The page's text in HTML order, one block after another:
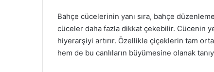
Bahçe cücelerinin yanı sıra, bahçe
cüceler daha fazla dikkat çekebilir. Cücenin
hiyerarşiyi artırır. Özellikle çiçeklerin tam
hem de bu canlıların büyümesine olanak